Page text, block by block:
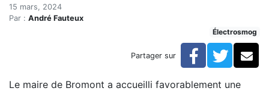
Accueil
Articles
Bromont veut adopter un protocole d'implantation
Bromont veut adopter un
15 mars, 2024
Par : André Fauteux
Électrosmog
Partager sur Facebook
Le maire de Bromont a accueilli favorablement une